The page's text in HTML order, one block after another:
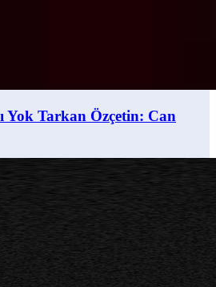
Yok Tarkan Özçetin: Can